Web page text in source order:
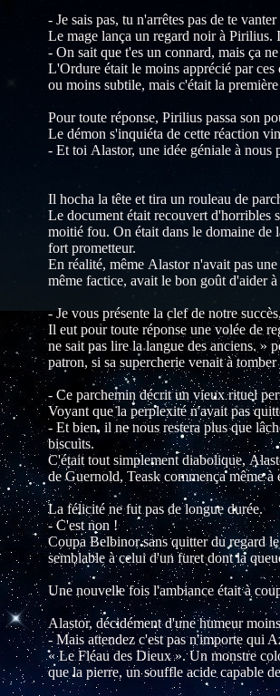
- Je sais pas, tu n'arrêtes pas de te
Le mage lança un regard noir à
- On sait que t'es un connard, mais ça
L'Ordure était le moins apprécié par
ou moins subtile, mais c'était la
Pour toute réponse, Pirilius passa son
Le démon s'inquiéta de cette réaction
- Et toi Alastor, une idée géniale à nous
Il hocha la tête et tira un rouleau de
Le document était recouvert d'horribles
moitié fou. On était dans le domaine de
fort prometteur.
En réalité, même Alastor n'avait pas
même factice, avait le bon goût d'aider
- Je vous présente la clef de notre
Il eut pour toute réponse une volée de
ne sait pas lire la langue des anciens. »
patron, si sa supercherie venait à
- Ce parchemin décrit un vieux rituel
Voyant que la perplexité n'avait pas
- Et bien, il ne nous restera plus que
biscuits.
C'était tout simplement diabolique,
de Guernold, Teask commença même
La félicité ne fut pas de longue durée.
- C'est non !
Coupa Belbinor sans quitter du regard
semblable à celui d'un furet dont la
Une nouvelle fois l'ambiance était à
Alastor, décidément d'une humeur
- Mais attendez c'est pas n'importe qui
« Le Fléau des Dieux ». Un monstre
que la pierre, un souffle acide capable